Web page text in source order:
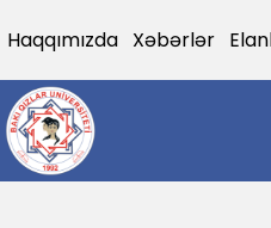
Haqqımızda Xəbərlər